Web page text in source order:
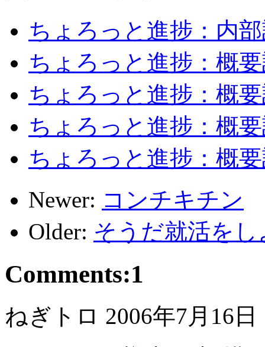
ちょろっと進捗：内
ちょろっと進捗：概
ちょろっと進捗：概
ちょろっと進捗：概
ちょろっと進捗：概
Newer: コンチキチン
Older: そうだ就活をし
Comments:1
ねぎトロ 2006年7月16日